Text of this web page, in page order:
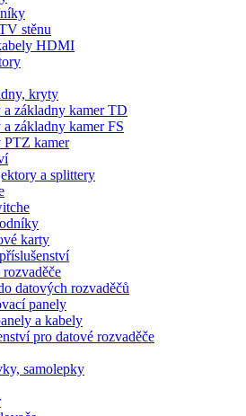
stěnu
HDMI
kryty
základny kamer TD
základny kamer FS
PTZ kamer
a splittery
karty
datových rozvaděčů
panely
a kabely
pro datové rozvaděče
samolepky